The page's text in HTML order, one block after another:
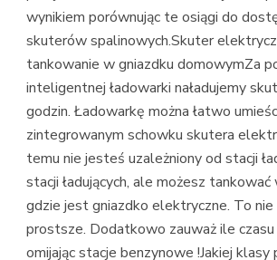
wynikiem porównując te osiągi do
skuterów spalinowych.Skuter
tankowanie w gniazdku domowymZa
inteligentnej ładowarki naładujemy
godzin. Ładowarkę można łatwo
zintegrowanym schowku skutera
temu nie jesteś uzależniony od stacji
stacji ładujących, ale możesz
gdzie jest gniazdko elektryczne. To nie
prostsze. Dodatkowo zauważ ile
omijając stacje benzynowe !Jakiej klasy